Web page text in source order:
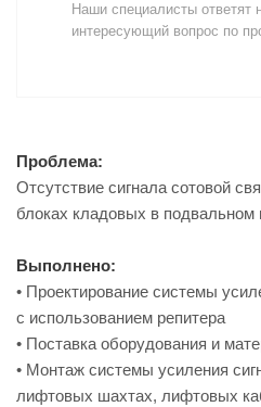
Наши специалисты ответят
интересующий вопрос по
Проблема:
Отсутствие сигнала сотовой
блоках кладовых в
Выполнено:
• Проектирование системы
с использованием репитера
• Поставка оборудования и
• Монтаж системы усиления
лифтовых шахтах, лифтовых